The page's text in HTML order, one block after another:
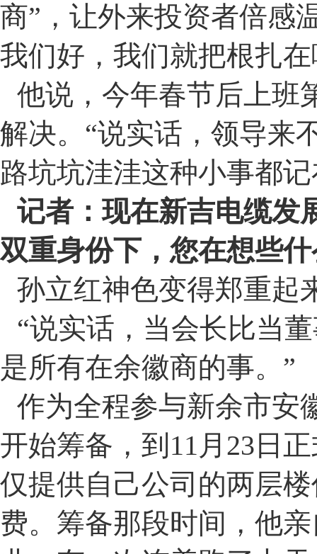
商” ，让外来投资者倍感
我们好，我们就把根扎
他说，今年春节后上班
解决。 “说实话，领导来
路坑坑洼洼这种小事都
记者：现在新吉电缆发
双重身份下，您在想些
孙立红神色变得郑重起
“说实话，当会长比当
是所有在余徽商的事。 ”
作为全程参与新余市安
开始筹备，到 11月 23 日
仅提供自己公司的两层
费。筹备那段时间，他